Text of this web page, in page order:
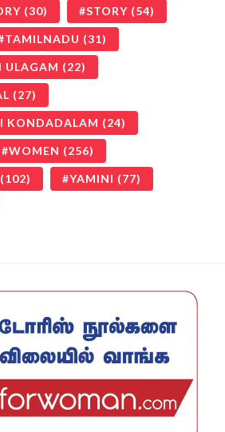
(30) STORY (54)
TAMILNADU (31)
ULAGAM (22)
(27)
KONDADALAM (24)
WOMEN (256)
(102) YAMINI (77)